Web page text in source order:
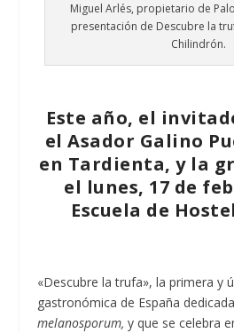
Miguel Arlés, propietario de
presentación de Descubre la
Chilindrón.
Este año, el
el Asador Galino
en Tardienta, y la
el lunes, 17 de
Escuela de
«Descubre la trufa», la primera y
gastronómica de España
melanosporum,y que se celebra